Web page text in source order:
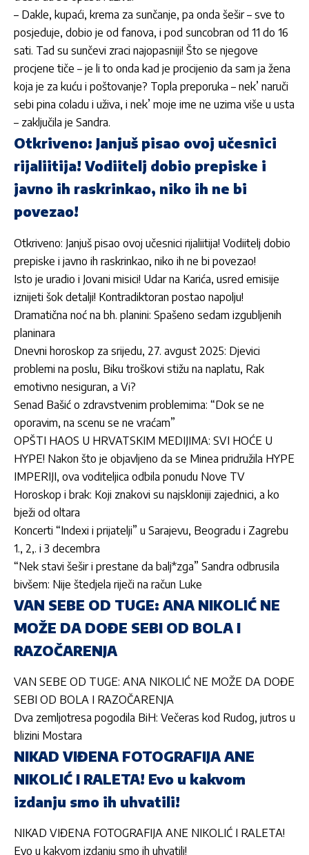
– Dakle, kupaći, krema za sunčanje, pa onda šešir – sve to
posjeduje, dobio je od fanova, i pod suncobran od 11 do 16
sati. Tad su sunčevi zraci najopasniji! Što se njegove
procjene tiče – je li to onda kad je procijenio da sam ja žena
koja je za kuću i poštovanje? Topla preporuka – nek’ naruči
sebi pina coladu i uživa, i nek’ moje ime ne uzima više u usta
– zaključila je Sandra.
Otkriveno: Janjuš pisao ovoj učesnici
rijaliitija! Vodiitelj dobio prepiske i
javno ih raskrinkao, niko ih ne bi
povezao!
Otkriveno: Janjuš pisao ovoj učesnici rijaliitija! Vodiitelj dobio
prepiske i javno ih raskrinkao, niko ih ne bi povezao!
Isto je uradio i Jovani misici! Udar na Karića, usred emisije
iznijeti šok detalji! Kontradiktoran postao napolju!
Dramatična noć na bh. planini: Spašeno sedam izgubljenih
planinara
Dnevni horoskop za srijedu, 27. avgust 2025: Djevici
problemi na poslu, Biku troškovi stižu na naplatu, Rak
emotivno nesiguran, a Vi?
Senad Bašić o zdravstvenim problemima: “Dok se ne
oporavim, na scenu se ne vraćam”
OPŠTI HAOS U HRVATSKIM MEDIJIMA: SVI HOĆE U
HYPE! Nakon što je objavljeno da se Minea pridružila HYPE
IMPERIJI, ova voditeljica odbila ponudu Nove TV
Horoskop i brak: Koji znakovi su najskloniji zajednici, a ko
bježi od oltara
Koncerti “Indexi i prijatelji” u Sarajevu, Beogradu i Zagrebu
1., 2,. i 3 decembra
“Nek stavi šešir i prestane da balj*zga” Sandra odbrusila
bivšem: Nije štedjela riječi na račun Luke
VAN SEBE OD TUGE: ANA NIKOLIĆ NE
MOŽE DA DOĐE SEBI OD BOLA I
RAZOČARENJA
VAN SEBE OD TUGE: ANA NIKOLIĆ NE MOŽE DA DOĐE
SEBI OD BOLA I RAZOČARENJA
Dva zemljotresa pogodila BiH: Večeras kod Rudog, jutros u
blizini Mostara
NIKAD VIĐENA FOTOGRAFIJA ANE
NIKOLIĆ I RALETA! Evo u kakvom
izdanju smo ih uhvatili!
NIKAD VIĐENA FOTOGRAFIJA ANE NIKOLIĆ I RALETA!
Evo u kakvom izdanju smo ih uhvatili!